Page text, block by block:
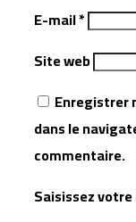
E-mail*
Site web
Enregistrer
dans le
commentaire.
Saisissez